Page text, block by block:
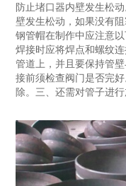
防止堵口器内壁发生松
壁发生松动，如果没有
钢管帽在制作中应注意
焊接时应将焊点和螺纹
管道上，并且要保持管
接前须检查阀门是否完
除。三、还需对管子进行